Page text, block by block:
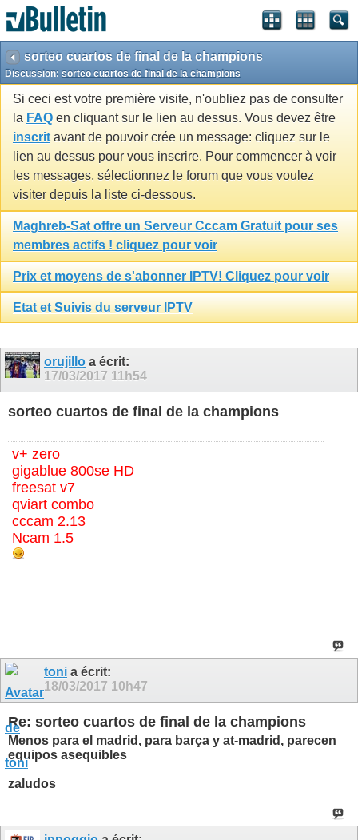
sorteo cuartos de final de la champions
Discussion: sorteo cuartos de final de la champions
Si ceci est votre première visite, n'oubliez pas de consulter
la FAQ en cliquant sur le lien au dessus. Vous devez être
inscrit avant de pouvoir crée un message: cliquez sur le
lien au dessus pour vous inscrire. Pour commencer à voir
les messages, sélectionnez le forum que vous voulez
visiter depuis la liste ci-dessous.
Maghreb-Sat offre un Serveur Cccam Gratuit pour ses
membres actifs ! cliquez pour voir
Prix et moyens de s'abonner IPTV! Cliquez pour voir
Etat et Suivis du serveur IPTV
orujillo a écrit:
17/03/2017 11h54
sorteo cuartos de final de la champions
v+ zero
gigablue 800se HD
freesat v7
qviart combo
cccam 2.13
Ncam 1.5
toni a écrit:
18/03/2017 10h47
Re: sorteo cuartos de final de la champions
Menos para el madrid, para barça y at-madrid, parecen
equipos asequibles
zaludos